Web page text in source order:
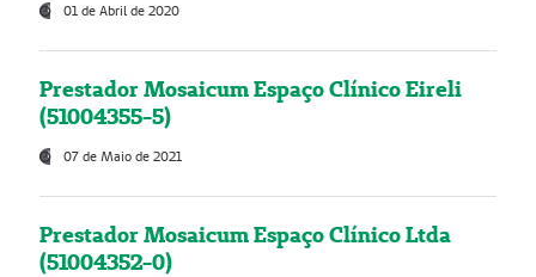
01 de Abril de 2020
Prestador Mosaicum Espaço Clínico Eireli
(51004355-5)
07 de Maio de 2021
Prestador Mosaicum Espaço Clínico Ltda
(51004352-0)